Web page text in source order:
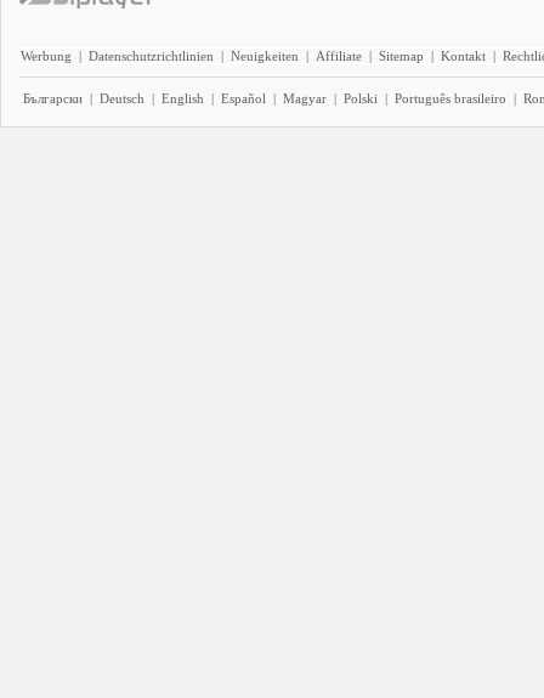
Werbung | Datenschutzrichtlinien | Neuigkeiten | Affiliate | Sitemap | Kontakt |
Български | Deutsch | English | Español | Magyar | Polski | Português brasileiro |